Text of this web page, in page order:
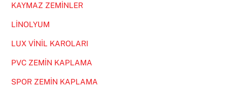
KAYMAZ ZEMİNLER
LİNOLYUM
LUX VİNİL KAROLARI
PVC ZEMİN KAPLAMA
SPOR ZEMİN KAPLAMA